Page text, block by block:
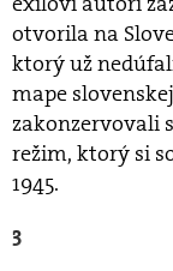
otvorila na
ktorý už
mape
zakonzervovali
režim, ktorý si
1945.
3